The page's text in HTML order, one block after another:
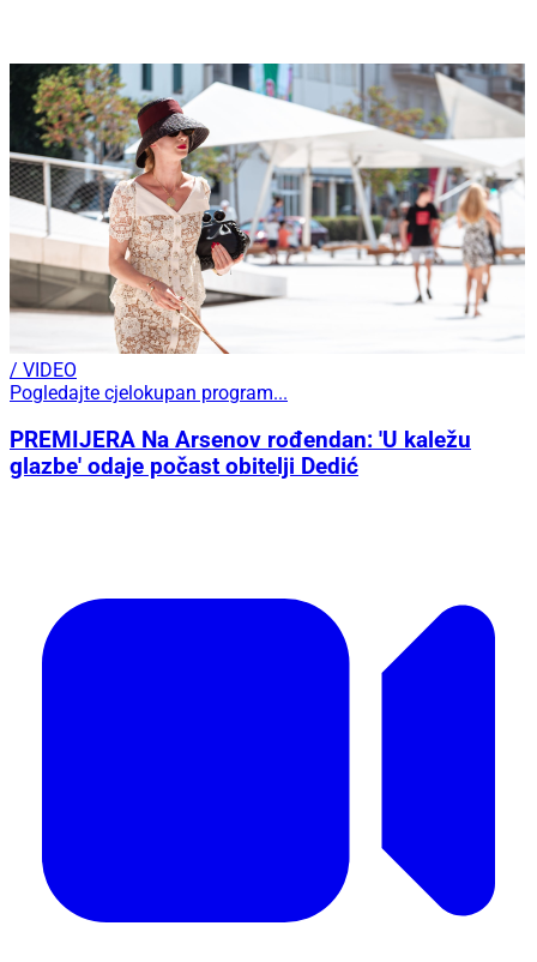
/ VIDEO
Pogledajte cjelokupan program...
PREMIJERA Na Arsenov rođendan: 'U kaležu
glazbe' odaje počast obitelji Dedić